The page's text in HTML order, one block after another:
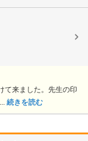
て来ました。先生の印
続きを読む